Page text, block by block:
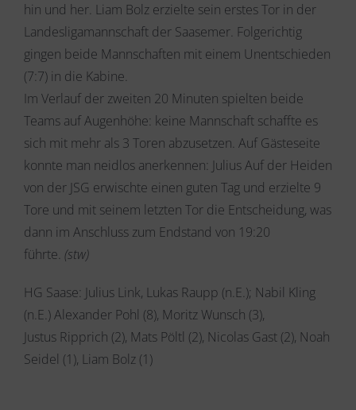
hin und her. Liam Bolz erzielte sein erstes Tor in der
Landesligamannschaft der Saasemer. Folgerichtig
gingen beide Mannschaften mit einem Unentschieden
(7:7) in die Kabine.
Im Verlauf der zweiten 20 Minuten spielten beide
Teams auf Augenhöhe: keine Mannschaft schaffte es
sich mit mehr als 3 Toren abzusetzen. Auf Gästeseite
konnte man neidlos anerkennen: Julius Auf der Heiden
von der JSG erwischte einen guten Tag und erzielte 9
Tore und mit seinem letzten Tor die Entscheidung, was
dann im Anschluss zum Endstand von 19:20
führte. (stw)
HG Saase: Julius Link, Lukas Raupp (n.E.); Nabil Kling
(n.E.) Alexander Pohl (8), Moritz Wunsch (3),
Justus Ripprich (2), Mats Pöltl (2), Nicolas Gast (2), Noah
Seidel (1), Liam Bolz (1)